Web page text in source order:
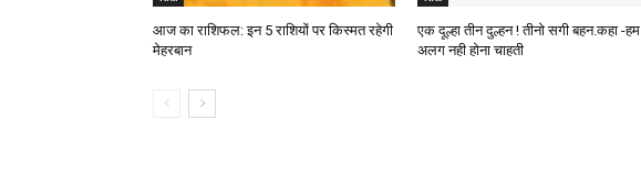
आज का राशिफल: इन 5 राशियों पर किस्मत रहेगी
मेहरबान
एक दूल्हा तीन दुल्हन ! तीनो सगी बहन.कहा -हम
अलग नही होना चाहती